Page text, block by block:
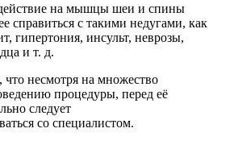
на мышцы шеи и спины
справиться с такими недугами, как
гипертония, инсульт, неврозы,
и т. д.
несмотря на множество
процедуры, перед её
следует
со специалистом.